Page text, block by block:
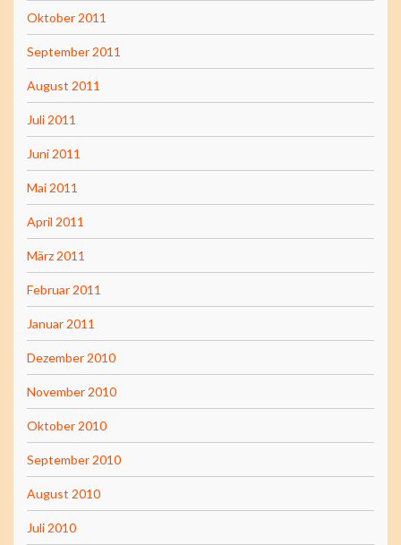
Oktober 2011
September 2011
August 2011
Juli 2011
Juni 2011
Mai 2011
April 2011
März 2011
Februar 2011
Januar 2011
Dezember 2010
November 2010
Oktober 2010
September 2010
August 2010
Juli 2010